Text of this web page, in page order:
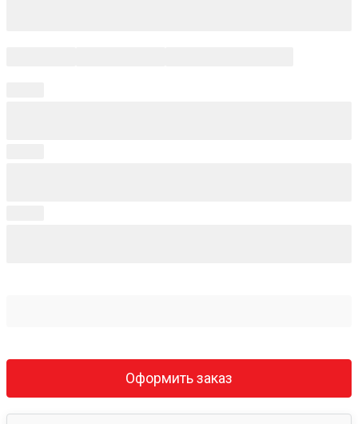
Оформить заказ